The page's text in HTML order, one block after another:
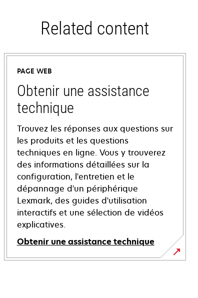
Related content
PAGE WEB
Obtenir une assistance
technique
Trouvez les réponses aux questions sur
les produits et les questions
techniques en ligne. Vous y trouverez
des informations détaillées sur la
configuration, l'entretien et le
dépannage d'un périphérique
Lexmark, des guides d'utilisation
interactifs et une sélection de vidéos
explicatives.
Obtenir une assistance technique
s’ouvre